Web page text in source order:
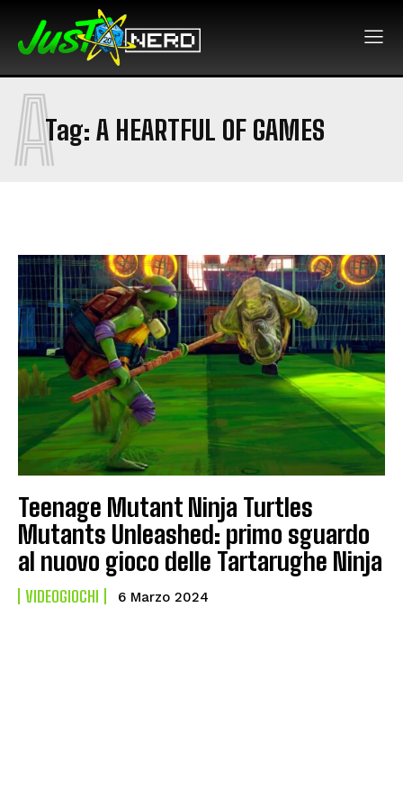
Tag: A HEARTFUL OF GAMES
A
Teenage Mutant Ninja Turtles
Mutants Unleashed: primo sguardo
al nuovo gioco delle Tartarughe Ninja
VIDEOGIOCHI 6 Marzo 2024